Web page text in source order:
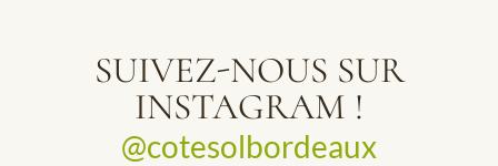
SUIVEZ-NOUS SUR
INSTAGRAM !
@cotesolbordeaux